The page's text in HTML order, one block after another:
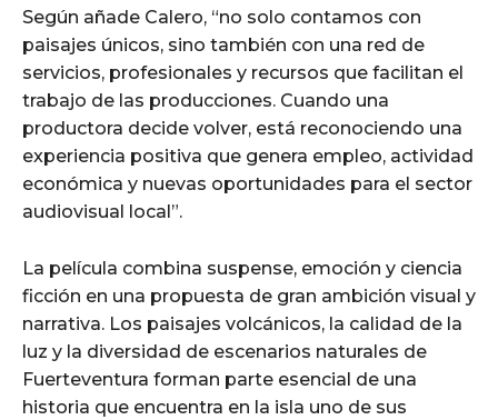
Según añade Calero, “no solo contamos con
paisajes únicos, sino también con una red de
servicios, profesionales y recursos que facilitan el
trabajo de las producciones. Cuando una
productora decide volver, está reconociendo una
experiencia positiva que genera empleo, actividad
económica y nuevas oportunidades para el sector
audiovisual local”.
La película combina suspense, emoción y ciencia
ficción en una propuesta de gran ambición visual y
narrativa. Los paisajes volcánicos, la calidad de la
luz y la diversidad de escenarios naturales de
Fuerteventura forman parte esencial de una
historia que encuentra en la isla uno de sus